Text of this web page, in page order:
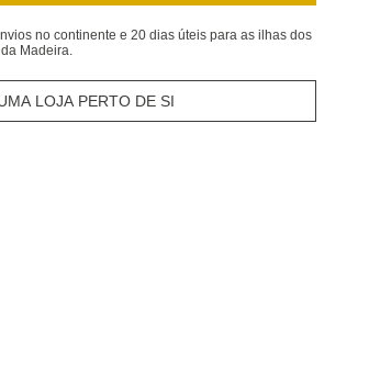
no continente e 20 dias úteis para as ilhas dos
Madeira.
LOJA PERTO DE SI